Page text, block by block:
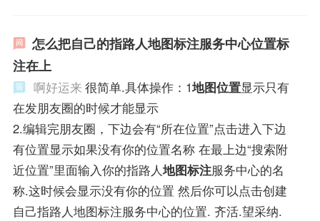
怎么把自己的指路人地图标注服务中心位置标
注在上
啊好运来 很简单.具体操作：1地图位置显示只有
在发朋友圈的时候才能显示
2.编辑完朋友圈，下边会有“所在位置”点击进入下边
有位置显示如果没有你的位置名称 在最上边“搜索附
近位置”里面输入你的指路人地图标注服务中心的名
称.这时候会显示没有你的位置 然后你可以点击创建
自己指路人地图标注服务中心的位置. 齐活.望采纳.